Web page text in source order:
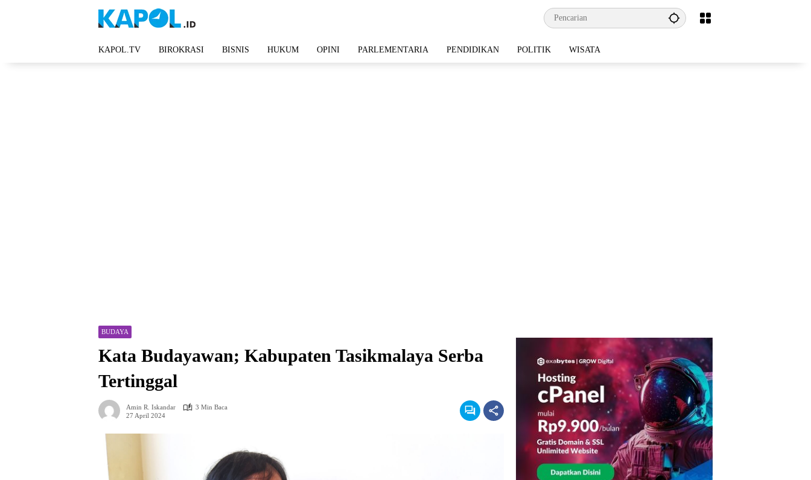
KAPOL.TV BIROKRASI BISNIS HUKUM OPINI PARLEMENTARIA PENDIDIKAN POLITIK WISATA
BUDAYA
Kata Budayawan; Kabupaten Tasikmalaya Serba
Tertinggal
Amin R. Iskandar
3 Min Baca
27 April 2024